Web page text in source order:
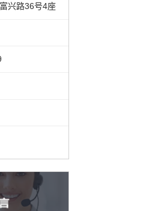
兴路36号4座